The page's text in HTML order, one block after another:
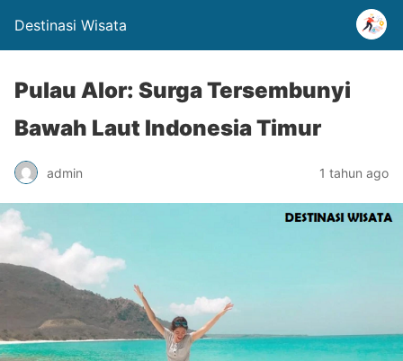
Destinasi Wisata
Pulau Alor: Surga Tersembunyi
Bawah Laut Indonesia Timur
admin 1 tahun ago